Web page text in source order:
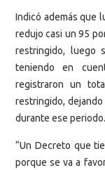
Indicó además que
redujo casi un 95
restringido, luego
teniendo en
registraron un
restringido,
durante ese periodo.
“Un Decreto que
porque se va a